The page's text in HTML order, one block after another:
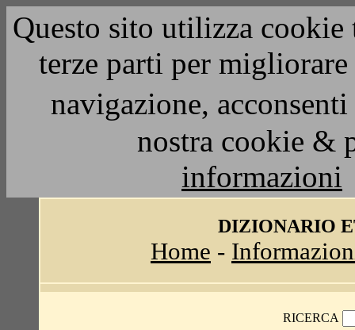
Questo sito utilizza
terze parti per
navigazione,
nostra cookie &
informazioni
DIZIONARIO
Home -
RICERCA